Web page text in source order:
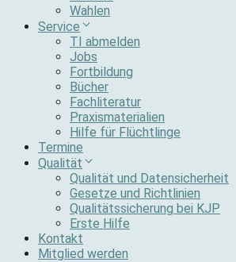
Wahlen
Service
TI abmelden
Jobs
Fortbildung
Bücher
Fachliteratur
Praxismaterialien
Hilfe für Flüchtlinge
Termine
Qualität
Qualität und Datensicherheit
Gesetze und Richtlinien
Qualitätssicherung bei KJP
Erste Hilfe
Kontakt
Mitglied werden